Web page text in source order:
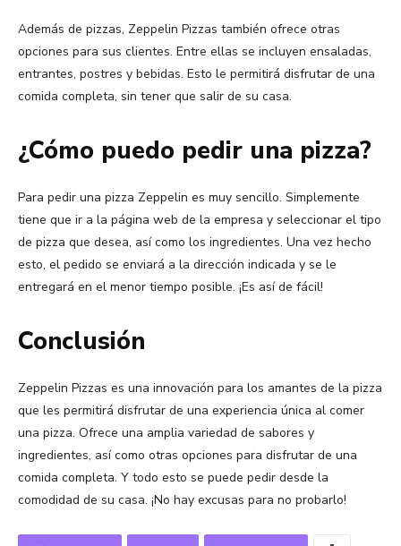
Además de pizzas, Zeppelin Pizzas también ofrece otras
opciones para sus clientes. Entre ellas se incluyen ensaladas,
entrantes, postres y bebidas. Esto le permitirá disfrutar de una
comida completa, sin tener que salir de su casa.
¿Cómo puedo pedir una pizza?
Para pedir una pizza Zeppelin es muy sencillo. Simplemente
tiene que ir a la página web de la empresa y seleccionar el tipo
de pizza que desea, así como los ingredientes. Una vez hecho
esto, el pedido se enviará a la dirección indicada y se le
entregará en el menor tiempo posible. ¡Es así de fácil!
Conclusión
Zeppelin Pizzas es una innovación para los amantes de la pizza
que les permitirá disfrutar de una experiencia única al comer
una pizza. Ofrece una amplia variedad de sabores y
ingredientes, así como otras opciones para disfrutar de una
comida completa. Y todo esto se puede pedir desde la
comodidad de su casa. ¡No hay excusas para no probarlo!